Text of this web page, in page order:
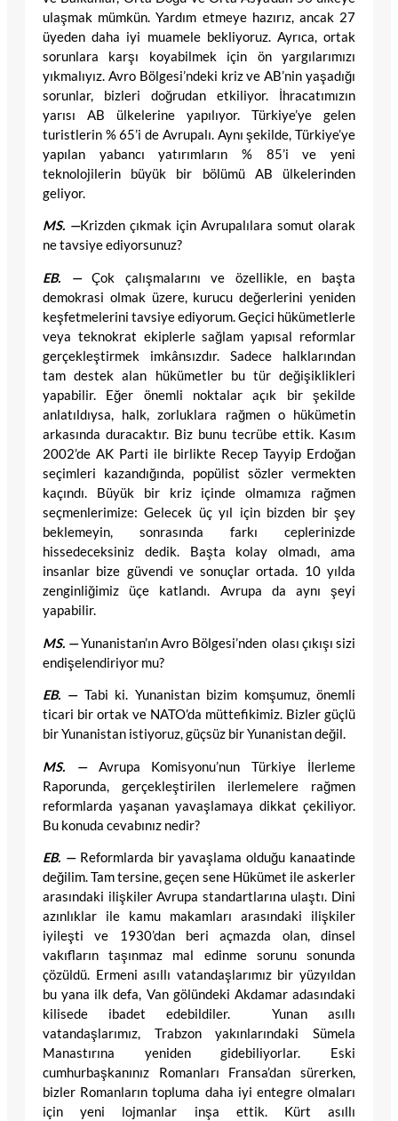
ulaşmak mümkün. Yardım etmeye hazırız, ancak 27
üyeden daha iyi muamele bekliyoruz. Ayrıca, ortak
sorunlara karşı koyabilmek için ön yargılarımızı
yıkmalıyız. Avro Bölgesi’ndeki kriz ve AB’nin yaşadığı
sorunlar, bizleri doğrudan etkiliyor. İhracatımızın
yarısı AB ülkelerine yapılıyor. Türkiye’ye gelen
turistlerin % 65’i de Avrupalı. Aynı şekilde, Türkiye’ye
yapılan yabancı yatırımların % 85’i ve yeni
teknolojilerin büyük bir bölümü AB ülkelerinden
geliyor.
MS. —Krizden çıkmak için Avrupalılara somut olarak
ne tavsiye ediyorsunuz?
EB. —Çok çalışmalarını ve özellikle, en başta
demokrasi olmak üzere, kurucu değerlerini yeniden
keşfetmelerini tavsiye ediyorum. Geçici hükümetlerle
veya teknokrat ekiplerle sağlam yapısal reformlar
gerçekleştirmek imkânsızdır. Sadece halklarından
tam destek alan hükümetler bu tür değişiklikleri
yapabilir. Eğer önemli noktalar açık bir şekilde
anlatıldıysa, halk, zorluklara rağmen o hükümetin
arkasında duracaktır. Biz bunu tecrübe ettik. Kasım
2002’de AK Parti ile birlikte Recep Tayyip Erdoğan
seçimleri kazandığında, popülist sözler vermekten
kaçındı. Büyük bir kriz içinde olmamıza rağmen
seçmenlerimize: Gelecek üç yıl için bizden bir şey
beklemeyin, sonrasında farkı ceplerinizde
hissedeceksiniz dedik. Başta kolay olmadı, ama
insanlar bize güvendi ve sonuçlar ortada. 10 yılda
zenginliğimiz üçe katlandı. Avrupa da aynı şeyi
yapabilir.
MS. —Yunanistan’ın Avro Bölgesi’nden olası çıkışı sizi
endişelendiriyor mu?
EB. —Tabi ki. Yunanistan bizim komşumuz, önemli
ticari bir ortak ve NATO’da müttefikimiz. Bizler güçlü
bir Yunanistan istiyoruz, güçsüz bir Yunanistan değil.
MS. —Avrupa Komisyonu’nun Türkiye İlerleme
Raporunda, gerçekleştirilen ilerlemelere rağmen
reformlarda yaşanan yavaşlamaya dikkat çekiliyor.
Bu konuda cevabınız nedir?
EB. — Reformlarda bir yavaşlama olduğu kanaatinde
değilim. Tam tersine, geçen sene Hükümet ile askerler
arasındaki ilişkiler Avrupa standartlarına ulaştı. Dini
azınlıklar ile kamu makamları arasındaki ilişkiler
iyileşti ve 1930’dan beri açmazda olan, dinsel
vakıfların taşınmaz mal edinme sorunu sonunda
çözüldü. Ermeni asıllı vatandaşlarımız bir yüzyıldan
bu yana ilk defa, Van gölündeki Akdamar adasındaki
kilisede ibadet edebildiler. Yunan asıllı
vatandaşlarımız, Trabzon yakınlarındaki Sümela
Manastırına yeniden gidebiliyorlar. Eski
cumhurbaşkanınız Romanları Fransa’dan sürerken,
bizler Romanların topluma daha iyi entegre olmaları
için yeni lojmanlar inşa ettik. Kürt asıllı